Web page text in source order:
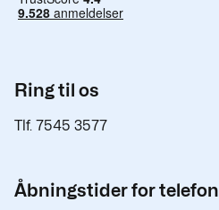
Ring til os
Tlf. 7545 3577
Åbningstider for telefon